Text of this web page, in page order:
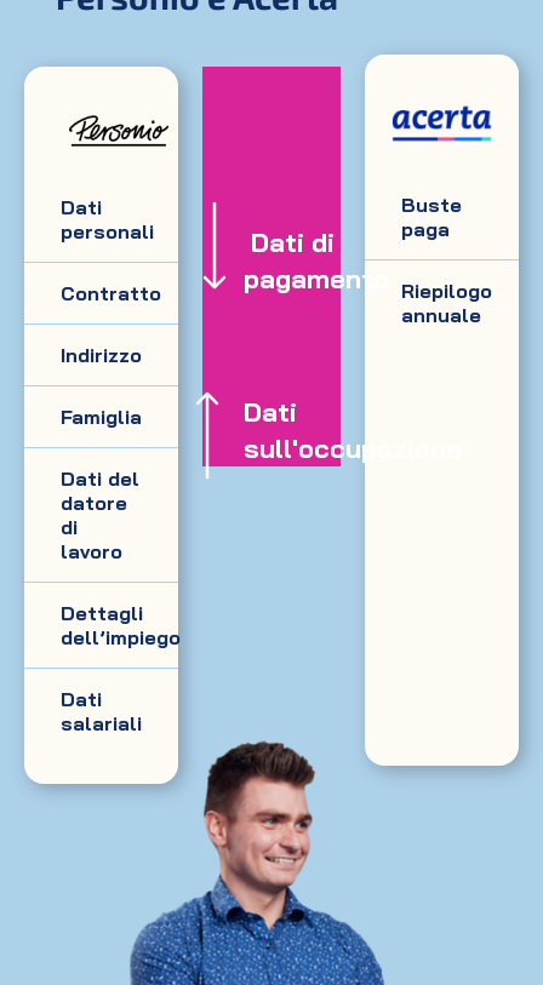
Dati
personali
Contratto
Indirizzo
Famiglia
Dati del
datore
di
lavoro
Dettagli
dell’impiego
Dati
salariali
Dati
sull'occupazione
Dati di
pagamento
Buste
paga
Riepilogo
annuale